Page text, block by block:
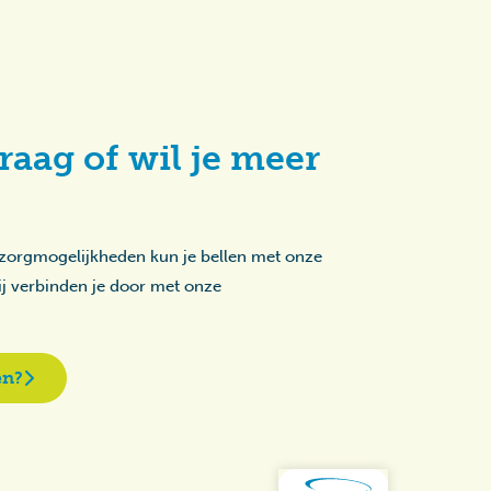
of wil je meer
kun je bellen met onze
verbinden je door met onze